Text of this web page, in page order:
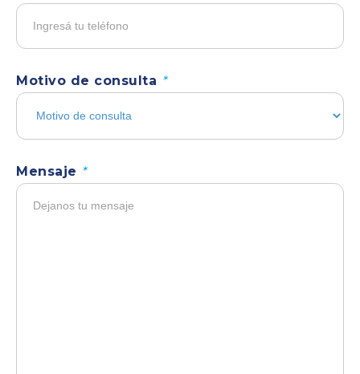
Motivo de consulta *
Mensaje *